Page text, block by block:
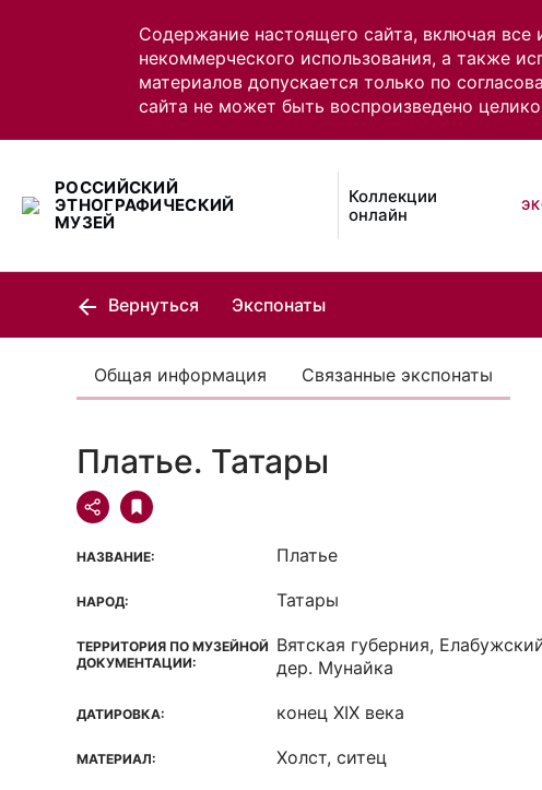
Содержание настоящего сайта, включая
некоммерческого использования, а также
материалов допускается только по
сайта не может быть воспроизведено
РОССИЙСКИЙ
ЭТНОГРАФИЧЕСКИЙ
МУЗЕЙ
Коллекции
онлайн
Вернуться Экспонаты
Общая информация Связанные экспонаты
Платье. Татары
НАЗВАНИЕ: Платье
НАРОД: Татары
ТЕРРИТОРИЯ ПО МУЗЕЙНОЙ
ДОКУМЕНТАЦИИ:
Вятская губерния,
дер. Мунайка
ДАТИРОВКА: конец XIX века
МАТЕРИАЛ: Холст, ситец